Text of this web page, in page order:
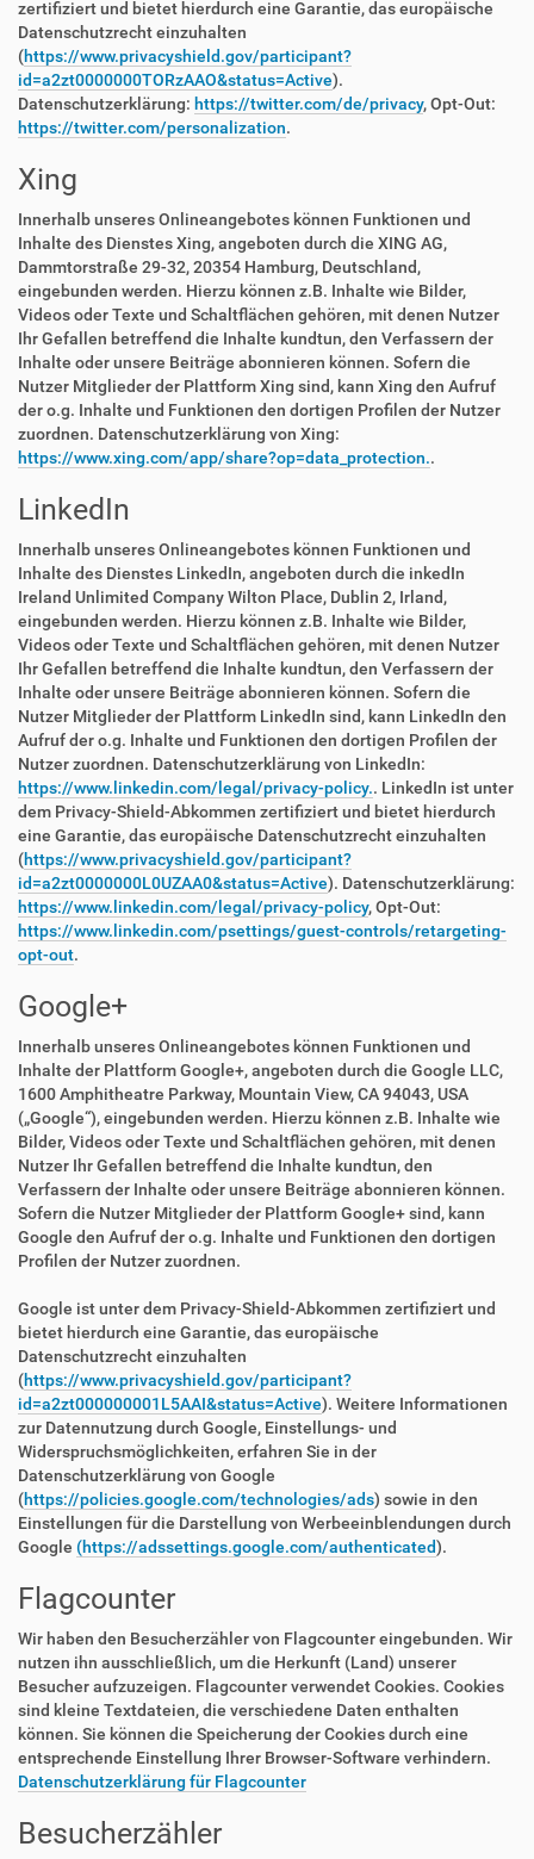
zertifiziert und bietet hierdurch eine Garantie, das europäische
Datenschutzrecht einzuhalten
(https://www.privacyshield.gov/participant?
id=a2zt0000000TORzAAO&status=Active).
Datenschutzerklärung: https://twitter.com/de/privacy, Opt-Out:
https://twitter.com/personalization.
Xing
Innerhalb unseres Onlineangebotes können Funktionen und
Inhalte des Dienstes Xing, angeboten durch die XING AG,
Dammtorstraße 29-32, 20354 Hamburg, Deutschland,
eingebunden werden. Hierzu können z.B. Inhalte wie Bilder,
Videos oder Texte und Schaltflächen gehören, mit denen Nutzer
Ihr Gefallen betreffend die Inhalte kundtun, den Verfassern der
Inhalte oder unsere Beiträge abonnieren können. Sofern die
Nutzer Mitglieder der Plattform Xing sind, kann Xing den Aufruf
der o.g. Inhalte und Funktionen den dortigen Profilen der Nutzer
zuordnen. Datenschutzerklärung von Xing:
https://www.xing.com/app/share?op=data_protection..
LinkedIn
Innerhalb unseres Onlineangebotes können Funktionen und
Inhalte des Dienstes LinkedIn, angeboten durch die inkedIn
Ireland Unlimited Company Wilton Place, Dublin 2, Irland,
eingebunden werden. Hierzu können z.B. Inhalte wie Bilder,
Videos oder Texte und Schaltflächen gehören, mit denen Nutzer
Ihr Gefallen betreffend die Inhalte kundtun, den Verfassern der
Inhalte oder unsere Beiträge abonnieren können. Sofern die
Nutzer Mitglieder der Plattform LinkedIn sind, kann LinkedIn den
Aufruf der o.g. Inhalte und Funktionen den dortigen Profilen der
Nutzer zuordnen. Datenschutzerklärung von LinkedIn:
https://www.linkedin.com/legal/privacy-policy.. LinkedIn ist unter
dem Privacy-Shield-Abkommen zertifiziert und bietet hierdurch
eine Garantie, das europäische Datenschutzrecht einzuhalten
(https://www.privacyshield.gov/participant?
id=a2zt0000000L0UZAA0&status=Active). Datenschutzerklärung:
https://www.linkedin.com/legal/privacy-policy, Opt-Out:
https://www.linkedin.com/psettings/guest-controls/retargeting-
opt-out.
Google+
Innerhalb unseres Onlineangebotes können Funktionen und
Inhalte der Plattform Google+, angeboten durch die Google LLC,
1600 Amphitheatre Parkway, Mountain View, CA 94043, USA
(„Google“), eingebunden werden. Hierzu können z.B. Inhalte wie
Bilder, Videos oder Texte und Schaltflächen gehören, mit denen
Nutzer Ihr Gefallen betreffend die Inhalte kundtun, den
Verfassern der Inhalte oder unsere Beiträge abonnieren können.
Sofern die Nutzer Mitglieder der Plattform Google+ sind, kann
Google den Aufruf der o.g. Inhalte und Funktionen den dortigen
Profilen der Nutzer zuordnen.
Google ist unter dem Privacy-Shield-Abkommen zertifiziert und
bietet hierdurch eine Garantie, das europäische
Datenschutzrecht einzuhalten
(https://www.privacyshield.gov/participant?
id=a2zt000000001L5AAI&status=Active). Weitere Informationen
zur Datennutzung durch Google, Einstellungs- und
Widerspruchsmöglichkeiten, erfahren Sie in der
Datenschutzerklärung von Google
(https://policies.google.com/technologies/ads) sowie in den
Einstellungen für die Darstellung von Werbeeinblendungen durch
Google (https://adssettings.google.com/authenticated).
Flagcounter
Wir haben den Besucherzähler von Flagcounter eingebunden. Wir
nutzen ihn ausschließlich, um die Herkunft (Land) unserer
Besucher aufzuzeigen. Flagcounter verwendet Cookies. Cookies
sind kleine Textdateien, die verschiedene Daten enthalten
können. Sie können die Speicherung der Cookies durch eine
entsprechende Einstellung Ihrer Browser-Software verhindern.
Datenschutzerklärung für Flagcounter
Besucherzähler